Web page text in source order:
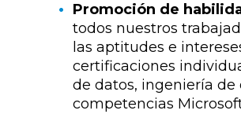
Promoción de
todos nuestros
las aptitudes e
certificaciones
de datos, ingeniería de
competencias